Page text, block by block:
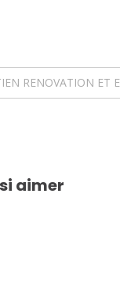
RENOVATION ET
aimer